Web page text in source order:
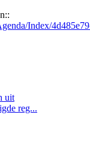
Index/
uit
reg...